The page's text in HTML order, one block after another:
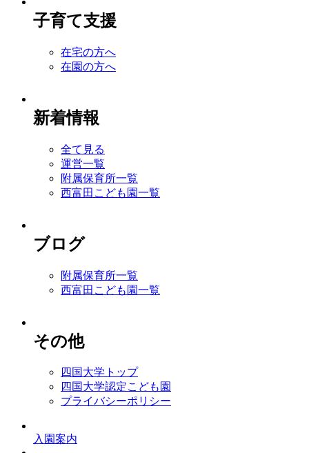
子育て支援
在宅の方へ
在園の方へ
新着情報
全て見る
運営一覧
附属保育所一覧
西富田こども園一覧
ブログ
附属保育所一覧
西富田こども園一覧
その他
四国大学トップ
四国大学認定こども園
プライバシーポリシー
入園案内